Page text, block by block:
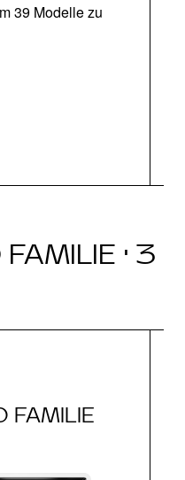
39 Modelle zu
· 3
FAMILIE